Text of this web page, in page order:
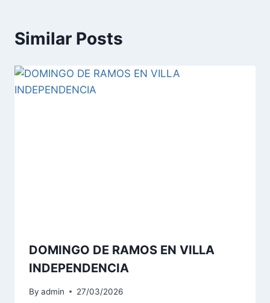
Similar Posts
DOMINGO DE RAMOS EN VILLA
INDEPENDENCIA
By admin 27/03/2026